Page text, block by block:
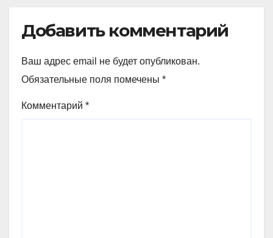
Добавить комментарий
Ваш адрес email не будет опубликован.
Обязательные поля помечены *
Комментарий *